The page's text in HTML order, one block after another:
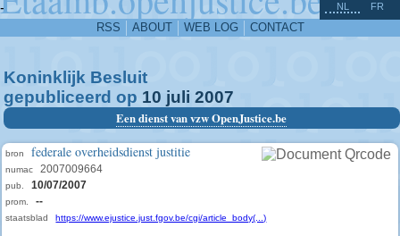
-
RSS ABOUT WEB LOG CONTACT
NL FR
Koninklijk Besluit
gepubliceerd op 10 juli 2007
Een dienst van vzw OpenJustice.be
bron federale overheidsdienst justitie
numac 2007009664
pub. 10/07/2007
prom. --
staatsblad https://www.ejustice.just.fgov.be/cgi/article_body(...)
^